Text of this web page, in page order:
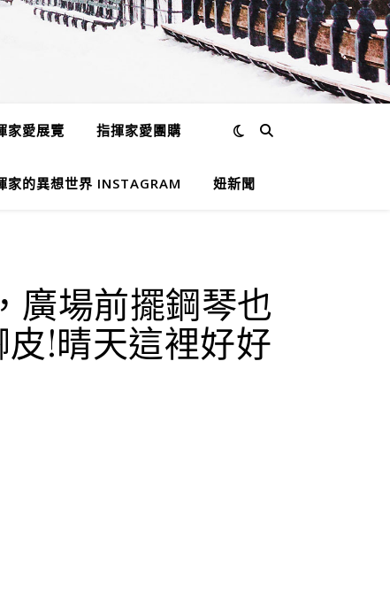
家愛展覽 指揮家愛團購
家的異想世界 INSTAGRAM 妞新聞
廣場前擺鋼琴也
!晴天這裡好好